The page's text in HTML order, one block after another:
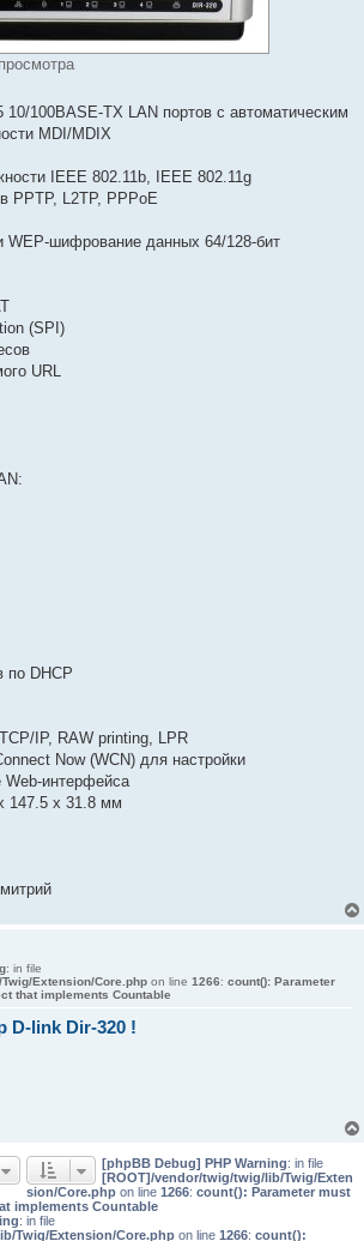
100BASE-TX LAN портов с автоматическим
MDI/MDIX
IEEE 802.11b, IEEE 802.11g
PPTP, L2TP, PPPoE
WEP-шифрование данных 64/128-бит
(SPI)
URL
по DHCP
IP, RAW printing, LPR
Now (WCN) для настройки
Web-интерфейса
147.5 x 31.8 мм
: in file
Extension/Core.php on line 1266: count(): Parameter
that implements Countable
D-link Dir-320 !
[phpBB Debug] PHP Warning: in file
[ROOT]/vendor/twig/twig/lib/Twig/Exten
sion/Core.php on line 1266: count(): Parameter must
implements Countable
: in file
Twig/Extension/Core.php on line 1266: count():